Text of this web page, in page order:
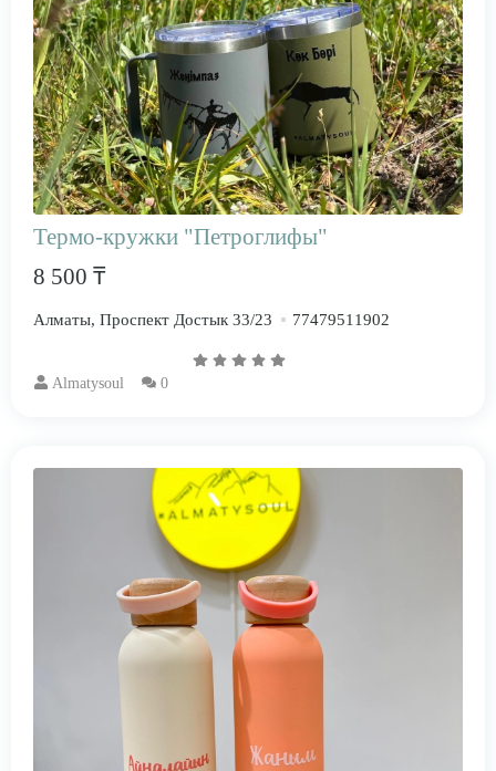
Термо-кружки "Петроглифы"
8 500 ₸
Алматы, Проспект Достык 33/23 77479511902
Almatysoul 0